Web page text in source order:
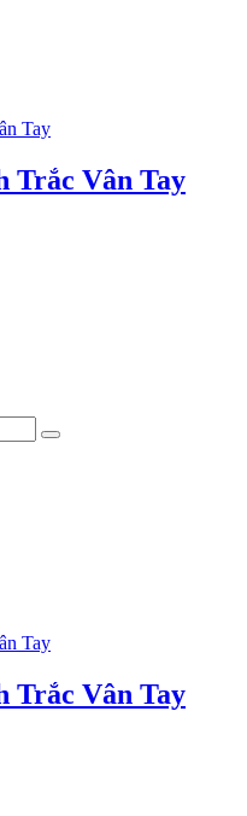
Trắc Vân Tay
Trắc Vân Tay